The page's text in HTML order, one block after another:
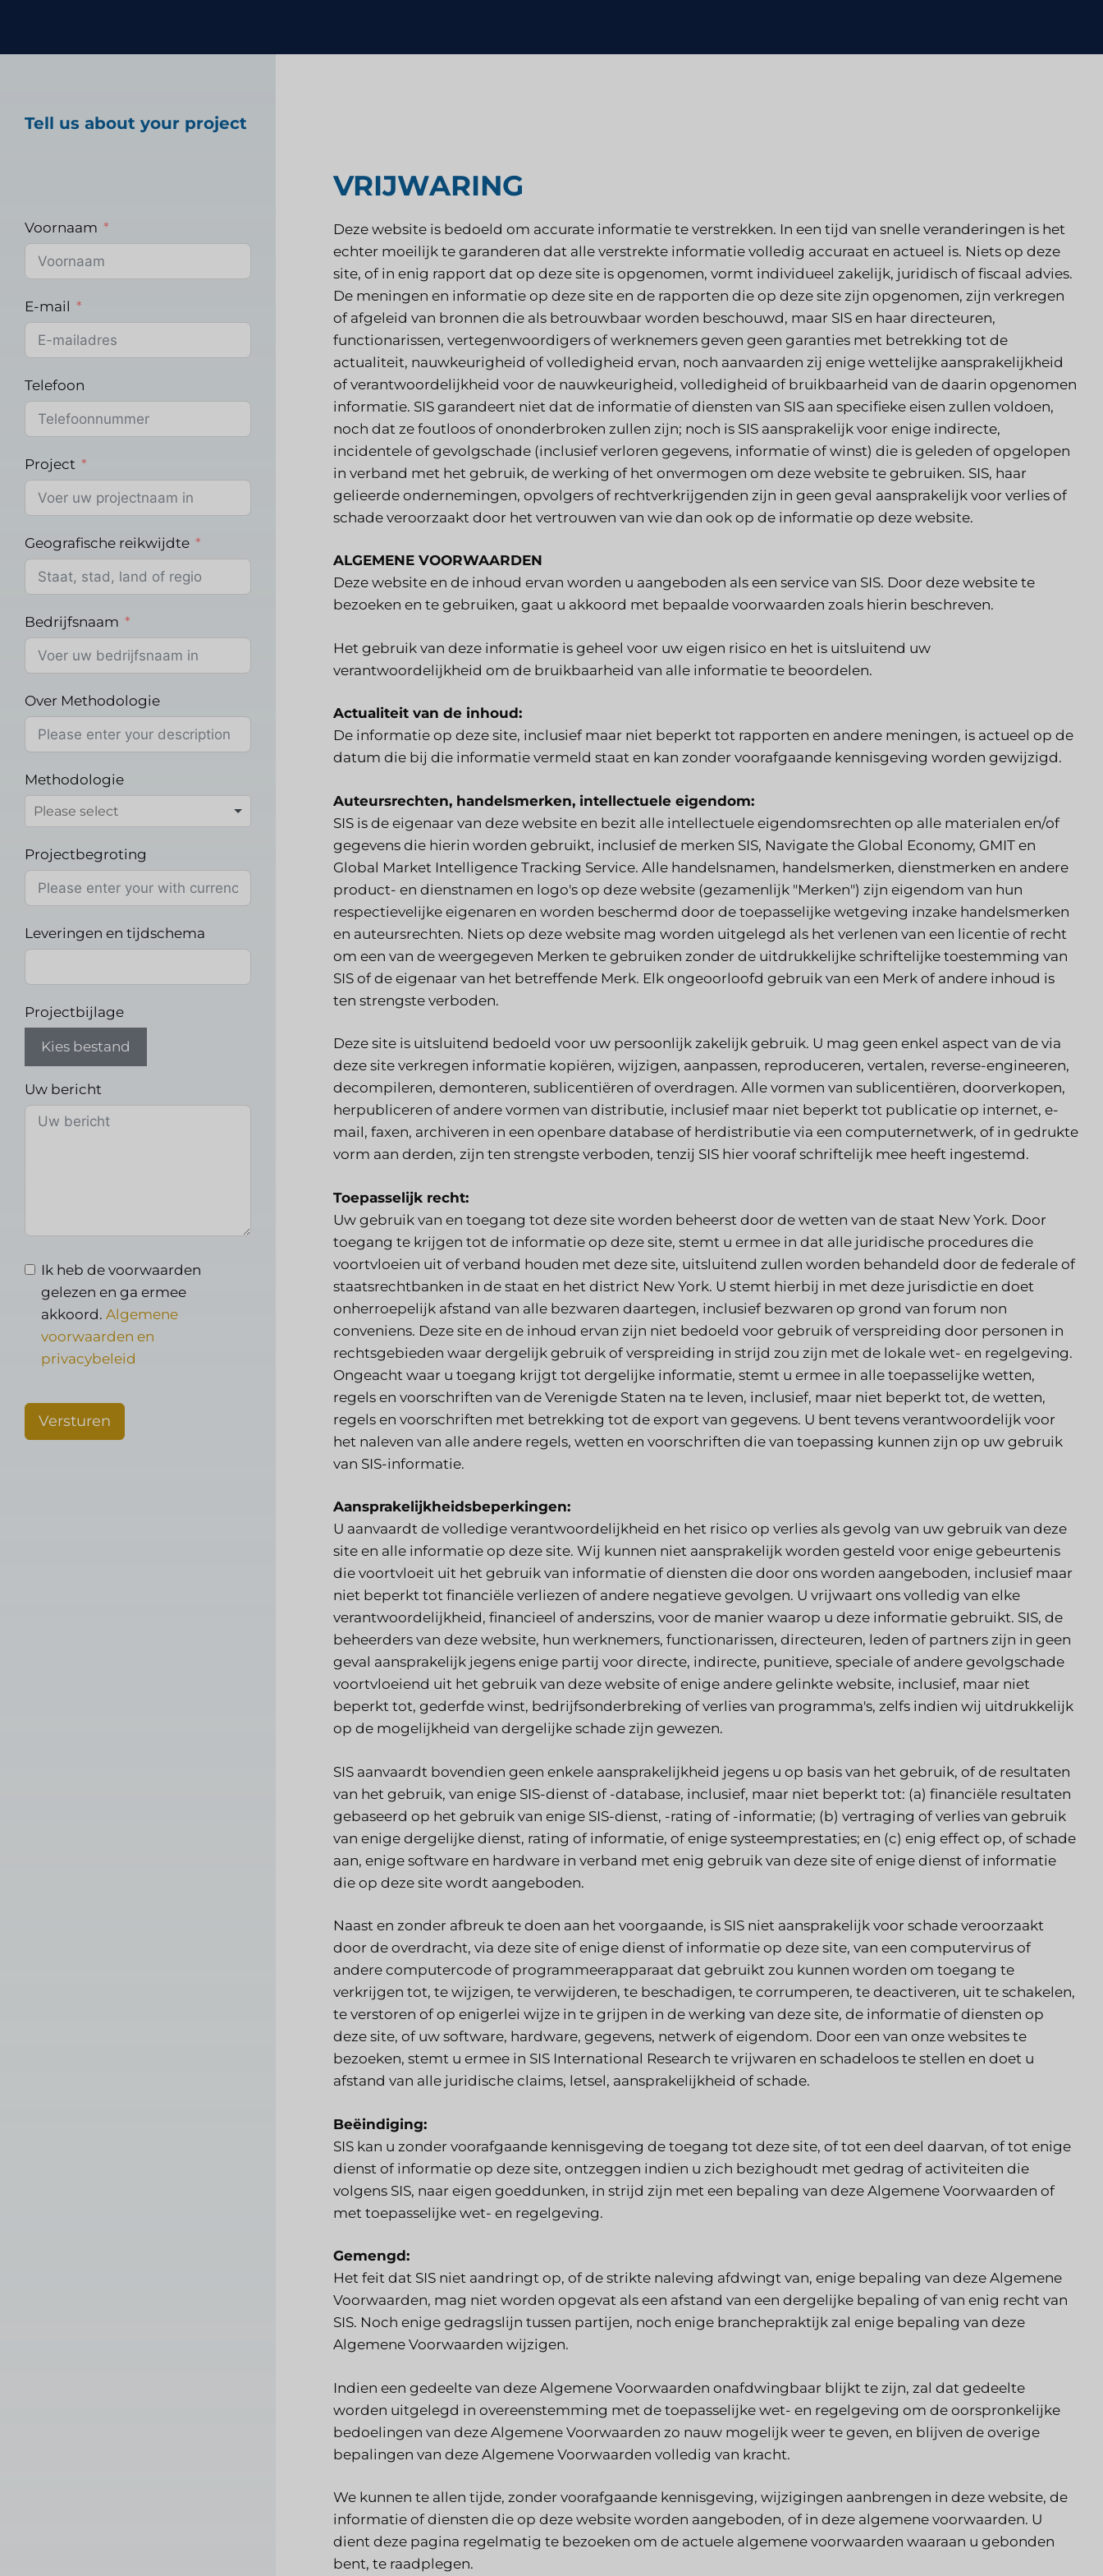
Marktonderzoek gezondheidszorg
Industrieel marktonderzoek
advocatenkantoren
Marktonderzoek voor
advocatenkantoren
VRIJWARING
Deze website is bedoeld om accurate informatie te verstrekken. In een tijd van snelle veranderingen is het
echter moeilijk te garanderen dat alle verstrekte informatie volledig accuraat en actueel is. Niets op deze
site, of in enig rapport dat op deze site is opgenomen, vormt individueel zakelijk, juridisch of fiscaal advies.
De meningen en informatie op deze site en de rapporten die op deze site zijn opgenomen, zijn verkregen
of afgeleid van bronnen die als betrouwbaar worden beschouwd, maar SIS en haar directeuren,
functionarissen, vertegenwoordigers of werknemers geven geen garanties met betrekking tot de
actualiteit, nauwkeurigheid of volledigheid ervan, noch aanvaarden zij enige wettelijke aansprakelijkheid
of verantwoordelijkheid voor de nauwkeurigheid, volledigheid of bruikbaarheid van de daarin opgenomen
informatie. SIS garandeert niet dat de informatie of diensten van SIS aan specifieke eisen zullen voldoen,
noch dat ze foutloos of ononderbroken zullen zijn; noch is SIS aansprakelijk voor enige indirecte,
incidentele of gevolgschade (inclusief verloren gegevens, informatie of winst) die is geleden of opgelopen
in verband met het gebruik, de werking of het onvermogen om deze website te gebruiken. SIS, haar
gelieerde ondernemingen, opvolgers of rechtverkrijgenden zijn in geen geval aansprakelijk voor verlies of
schade veroorzaakt door het vertrouwen van wie dan ook op de informatie op deze website.
ALGEMENE VOORWAARDEN
Deze website en de inhoud ervan worden u aangeboden als een service van SIS. Door deze website te
bezoeken en te gebruiken, gaat u akkoord met bepaalde voorwaarden zoals hierin beschreven.
Het gebruik van deze informatie is geheel voor uw eigen risico en het is uitsluitend uw
verantwoordelijkheid om de bruikbaarheid van alle informatie te beoordelen.
Actualiteit van de inhoud:
De informatie op deze site, inclusief maar niet beperkt tot rapporten en andere meningen, is actueel op de
datum die bij die informatie vermeld staat en kan zonder voorafgaande kennisgeving worden gewijzigd.
Auteursrechten, handelsmerken, intellectuele eigendom:
SIS is de eigenaar van deze website en bezit alle intellectuele eigendomsrechten op alle materialen en/of
gegevens die hierin worden gebruikt, inclusief de merken SIS, Navigate the Global Economy, GMIT en
Global Market Intelligence Tracking Service. Alle handelsnamen, handelsmerken, dienstmerken en andere
product- en dienstnamen en logo's op deze website (gezamenlijk "Merken") zijn eigendom van hun
respectievelijke eigenaren en worden beschermd door de toepasselijke wetgeving inzake handelsmerken
en auteursrechten. Niets op deze website mag worden uitgelegd als het verlenen van een licentie of recht
om een van de weergegeven Merken te gebruiken zonder de uitdrukkelijke schriftelijke toestemming van
SIS of de eigenaar van het betreffende Merk. Elk ongeoorloofd gebruik van een Merk of andere inhoud is
ten strengste verboden.
Deze site is uitsluitend bedoeld voor uw persoonlijk zakelijk gebruik. U mag geen enkel aspect van de via
deze site verkregen informatie kopiëren, wijzigen, aanpassen, reproduceren, vertalen, reverse-engineeren,
decompileren, demonteren, sublicentiëren of overdragen. Alle vormen van sublicentiëren, doorverkopen,
herpubliceren of andere vormen van distributie, inclusief maar niet beperkt tot publicatie op internet, e-
mail, faxen, archiveren in een openbare database of herdistributie via een computernetwerk, of in gedrukte
vorm aan derden, zijn ten strengste verboden, tenzij SIS hier vooraf schriftelijk mee heeft ingestemd.
Toepasselijk recht:
Uw gebruik van en toegang tot deze site worden beheerst door de wetten van de staat New York. Door
toegang te krijgen tot de informatie op deze site, stemt u ermee in dat alle juridische procedures die
voortvloeien uit of verband houden met deze site, uitsluitend zullen worden behandeld door de federale of
staatsrechtbanken in de staat en het district New York. U stemt hierbij in met deze jurisdictie en doet
onherroepelijk afstand van alle bezwaren daartegen, inclusief bezwaren op grond van forum non
conveniens. Deze site en de inhoud ervan zijn niet bedoeld voor gebruik of verspreiding door personen in
rechtsgebieden waar dergelijk gebruik of verspreiding in strijd zou zijn met de lokale wet- en regelgeving.
Ongeacht waar u toegang krijgt tot dergelijke informatie, stemt u ermee in alle toepasselijke wetten,
regels en voorschriften van de Verenigde Staten na te leven, inclusief, maar niet beperkt tot, de wetten,
regels en voorschriften met betrekking tot de export van gegevens. U bent tevens verantwoordelijk voor
het naleven van alle andere regels, wetten en voorschriften die van toepassing kunnen zijn op uw gebruik
van SIS-informatie.
Aansprakelijkheidsbeperkingen:
U aanvaardt de volledige verantwoordelijkheid en het risico op verlies als gevolg van uw gebruik van deze
site en alle informatie op deze site. Wij kunnen niet aansprakelijk worden gesteld voor enige gebeurtenis
die voortvloeit uit het gebruik van informatie of diensten die door ons worden aangeboden, inclusief maar
niet beperkt tot financiële verliezen of andere negatieve gevolgen. U vrijwaart ons volledig van elke
verantwoordelijkheid, financieel of anderszins, voor de manier waarop u deze informatie gebruikt. SIS, de
beheerders van deze website, hun werknemers, functionarissen, directeuren, leden of partners zijn in geen
geval aansprakelijk jegens enige partij voor directe, indirecte, punitieve, speciale of andere gevolgschade
voortvloeiend uit het gebruik van deze website of enige andere gelinkte website, inclusief, maar niet
beperkt tot, gederfde winst, bedrijfsonderbreking of verlies van programma's, zelfs indien wij uitdrukkelijk
op de mogelijkheid van dergelijke schade zijn gewezen.
SIS aanvaardt bovendien geen enkele aansprakelijkheid jegens u op basis van het gebruik, of de resultaten
van het gebruik, van enige SIS-dienst of -database, inclusief, maar niet beperkt tot: (a) financiële resultaten
gebaseerd op het gebruik van enige SIS-dienst, -rating of -informatie; (b) vertraging of verlies van gebruik
van enige dergelijke dienst, rating of informatie, of enige systeemprestaties; en (c) enig effect op, of schade
aan, enige software en hardware in verband met enig gebruik van deze site of enige dienst of informatie
die op deze site wordt aangeboden.
Naast en zonder afbreuk te doen aan het voorgaande, is SIS niet aansprakelijk voor schade veroorzaakt
door de overdracht, via deze site of enige dienst of informatie op deze site, van een computervirus of
andere computercode of programmeerapparaat dat gebruikt zou kunnen worden om toegang te
verkrijgen tot, te wijzigen, te verwijderen, te beschadigen, te corrumperen, te deactiveren, uit te schakelen,
te verstoren of op enigerlei wijze in te grijpen in de werking van deze site, de informatie of diensten op
deze site, of uw software, hardware, gegevens, netwerk of eigendom. Door een van onze websites te
bezoeken, stemt u ermee in SIS International Research te vrijwaren en schadeloos te stellen en doet u
afstand van alle juridische claims, letsel, aansprakelijkheid of schade.
Beëindiging:
SIS kan u zonder voorafgaande kennisgeving de toegang tot deze site, of tot een deel daarvan, of tot enige
dienst of informatie op deze site, ontzeggen indien u zich bezighoudt met gedrag of activiteiten die
volgens SIS, naar eigen goeddunken, in strijd zijn met een bepaling van deze Algemene Voorwaarden of
met toepasselijke wet- en regelgeving.
Gemengd:
Het feit dat SIS niet aandringt op, of de strikte naleving afdwingt van, enige bepaling van deze Algemene
Voorwaarden, mag niet worden opgevat als een afstand van een dergelijke bepaling of van enig recht van
SIS. Noch enige gedragslijn tussen partijen, noch enige branchepraktijk zal enige bepaling van deze
Algemene Voorwaarden wijzigen.
Indien een gedeelte van deze Algemene Voorwaarden onafdwingbaar blijkt te zijn, zal dat gedeelte
worden uitgelegd in overeenstemming met de toepasselijke wet- en regelgeving om de oorspronkelijke
bedoelingen van deze Algemene Voorwaarden zo nauw mogelijk weer te geven, en blijven de overige
bepalingen van deze Algemene Voorwaarden volledig van kracht.
We kunnen te allen tijde, zonder voorafgaande kennisgeving, wijzigingen aanbrengen in deze website, de
informatie of diensten die op deze website worden aangeboden, of in deze algemene voorwaarden. U
dient deze pagina regelmatig te bezoeken om de actuele algemene voorwaarden waaraan u gebonden
bent, te raadplegen.
Tell us about your project
Voornaam
E-mail
Telefoon
Project
Geografische reikwijdte
Bedrijfsnaam
Over Methodologie
Methodologie
Projectbegroting
Leveringen en tijdschema
Projectbijlage
Kies bestand
Uw bericht
Ik heb de voorwaarden
gelezen en ga ermee
akkoord. Algemene
voorwaarden en
privacybeleid
Versturen